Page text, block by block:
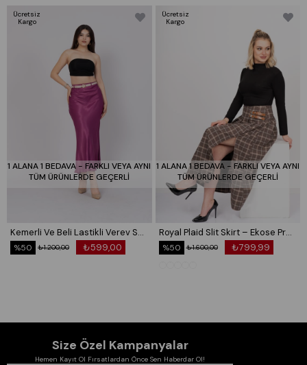
1 ALANA 1 BEDAVA - FARKLI VEYA AYNI
TÜM ÜRÜNLERDE GEÇERLİ
Kemerli Ve Beli Lastikli Verev Saten Etek 6791
₺599,00
₺1.200,00
%50
Ücretsiz
Kargo
1 ALANA 1 BEDAVA - FARKLI VEYA AYNI
TÜM ÜRÜNLERDE GEÇERLİ
Royal Plaid Slit Skirt – Ekose Premium Maxi Etek 6831
₺799,99
₺1.600,00
%50
Ücretsiz
Kargo
Size Özel Kampanyalar
Hemen Kayıt Ol Fırsatlardan Önce Sen Haberdar Ol!